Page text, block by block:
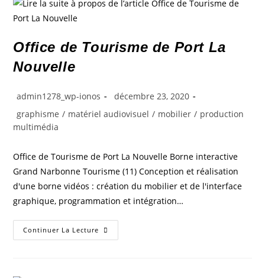
Office de Tourisme de Port La
Nouvelle
admin1278_wp-ionos
décembre 23, 2020
graphisme / matériel audiovisuel / mobilier / production
multimédia
Office de Tourisme de Port La Nouvelle Borne interactive
Grand Narbonne Tourisme (11) Conception et réalisation
d'une borne vidéos : création du mobilier et de l'interface
graphique, programmation et intégration…
Continuer La Lecture